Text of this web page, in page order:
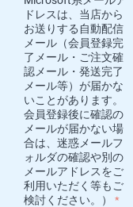
ドレスは、当店から
お送りする自動配信
メール（会員登録完
了メール・ご注文確
認メール・発送完了
メール等）が届かな
いことがあります。
会員登録後に確認の
メールが届かない場
合は、迷惑メールフ
ォルダの確認や別の
メールアドレスをご
利用いただく等もご
検討ください。）